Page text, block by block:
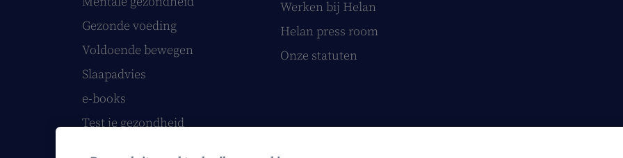
Gezonde voeding
Voldoende bewegen
Slaapadvies
e-books
Test je gezondheid
Werken bij Helan
Helan press room
Onze statuten